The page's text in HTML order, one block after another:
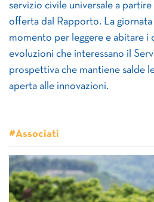
servizio civile universale a
offerta dal Rapporto. La giornata
momento per leggere e abitare i
evoluzioni che interessano il
prospettiva che mantiene salde
aperta alle innovazioni.
#Associati